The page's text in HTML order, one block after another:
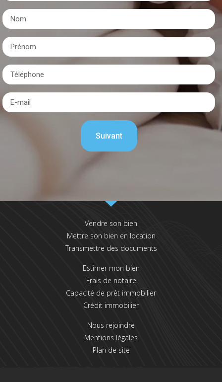
Vendre son bien
Mettre son bien en location
Transmettre des documents
Estimer mon bien
Frais de notaire
Capacité de prêt immobilier
Crédit immobilier
Nous rejoindre
Mentions légales
Plan de site